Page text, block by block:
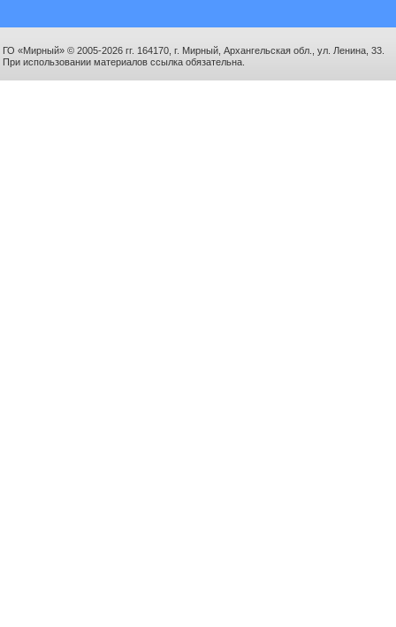
ГО «Мирный» © 2005-2026 гг. 164170, г. Мирный, Архангельская обл., ул. Ленина, 33.
При использовании материалов ссылка обязательна.